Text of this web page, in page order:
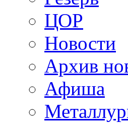
ЦОР
Новости
Архив
Афиша